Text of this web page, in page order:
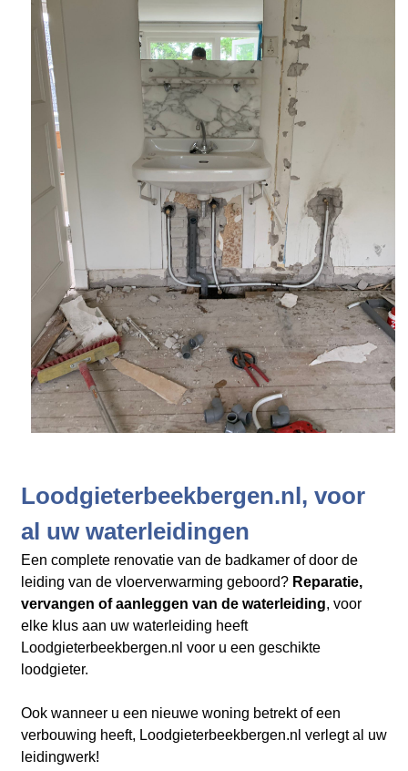
Loodgieterbeekbergen.nl, voor
al uw waterleidingen
Een complete renovatie van de badkamer of door de
leiding van de vloerverwarming geboord? Reparatie,
vervangen of aanleggen van de waterleiding, voor
elke klus aan uw waterleiding heeft
Loodgieterbeekbergen.nl​​​​​​​ voor u een geschikte
loodgieter.
Ook wanneer u een nieuwe woning betrekt of een
verbouwing heeft, Loodgieterbeekbergen.nl verlegt al uw
leidingwerk!